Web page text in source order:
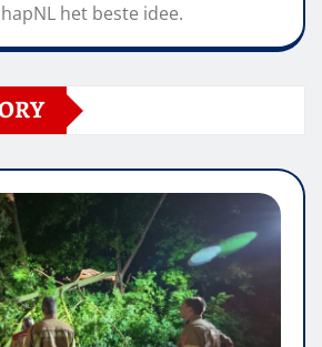
het beste idee.